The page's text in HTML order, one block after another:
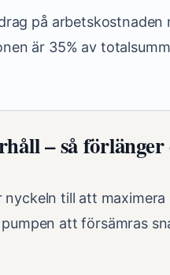
på arbetskostnaden
är 35% av
– så
nyckeln till att
att försämras